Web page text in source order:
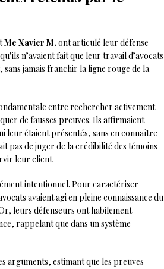
Me Xavier M. ont articulé leur défense
n’avaient fait que leur travail d’avocats
jamais franchir la ligne rouge de la
entre rechercher activement
de fausses preuves. Ils affirmaient
leur étaient présentés, sans en connaître
pas de juger de la crédibilité des témoins
leur client.
intentionnel. Pour caractériser
avaient agi en pleine connaissance du
leurs défenseurs ont habilement
rappelant que dans un système
arguments, estimant que les preuves